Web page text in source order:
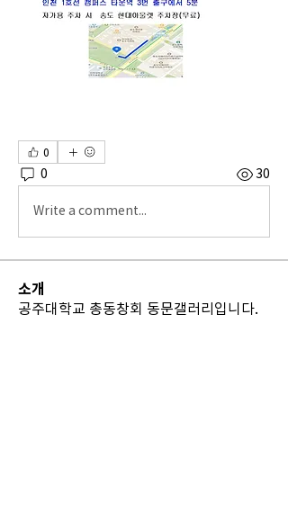
0
0 30
Write a comment...
소개
공주대학교 총동창회 동문갤러리입니다.